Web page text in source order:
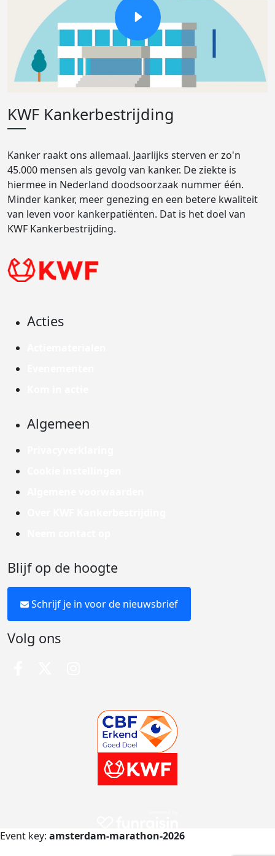
KWF Kankerbestrijding
Kanker raakt ons allemaal. Jaarlijks sterven er zo'n
45.000 mensen als gevolg van kanker. De ziekte is
hiermee in Nederland doodsoorzaak nummer één.
Minder kanker, meer genezing en een betere kwaliteit
van leven voor kankerpatiënten. Dat is het doel van
KWF Kankerbestrijding.
Acties
Algemeen
Blijf op de hoogte
Schrijf je in voor de nieuwsbrief
Volg ons
Event key: amsterdam-marathon-2026